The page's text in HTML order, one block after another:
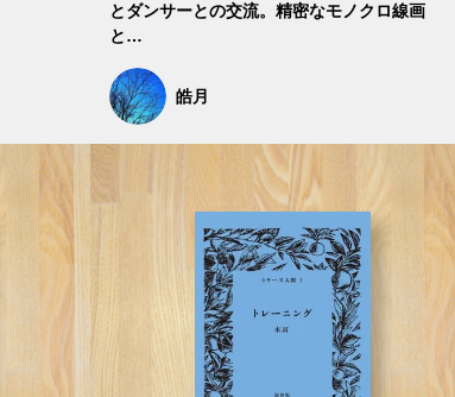
とダンサーとの交流。精密なモノクロ線画
と…
皓月